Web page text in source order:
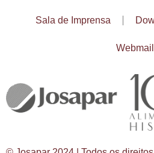
Sala de Imprensa
Webmail